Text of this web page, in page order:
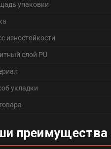
упаковки
изностойкости
слой PU
укладки
преимущества